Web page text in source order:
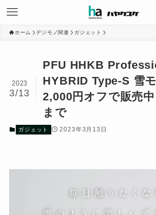
ホーム デジモノ関連 ガジェット
PFU HHKB
HYBRID Type-S 雪
2,000円オフで販売
まで
2023
3/13
ガジェット 2023年3月13日